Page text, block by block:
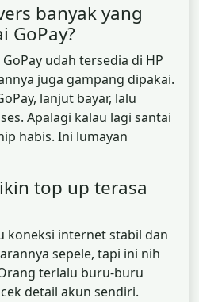
banyak yang
GoPay?
udah tersedia di HP
juga gampang dipakai.
lanjut bayar, lalu
Apalagi kalau lagi santai
habis. Ini lumayan
top up terasa
koneksi internet stabil dan
sepele, tapi ini nih
terlalu buru-buru
detail akun sendiri.